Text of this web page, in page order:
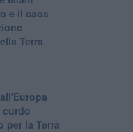
e il caos
Terra
curdo
per la Terra